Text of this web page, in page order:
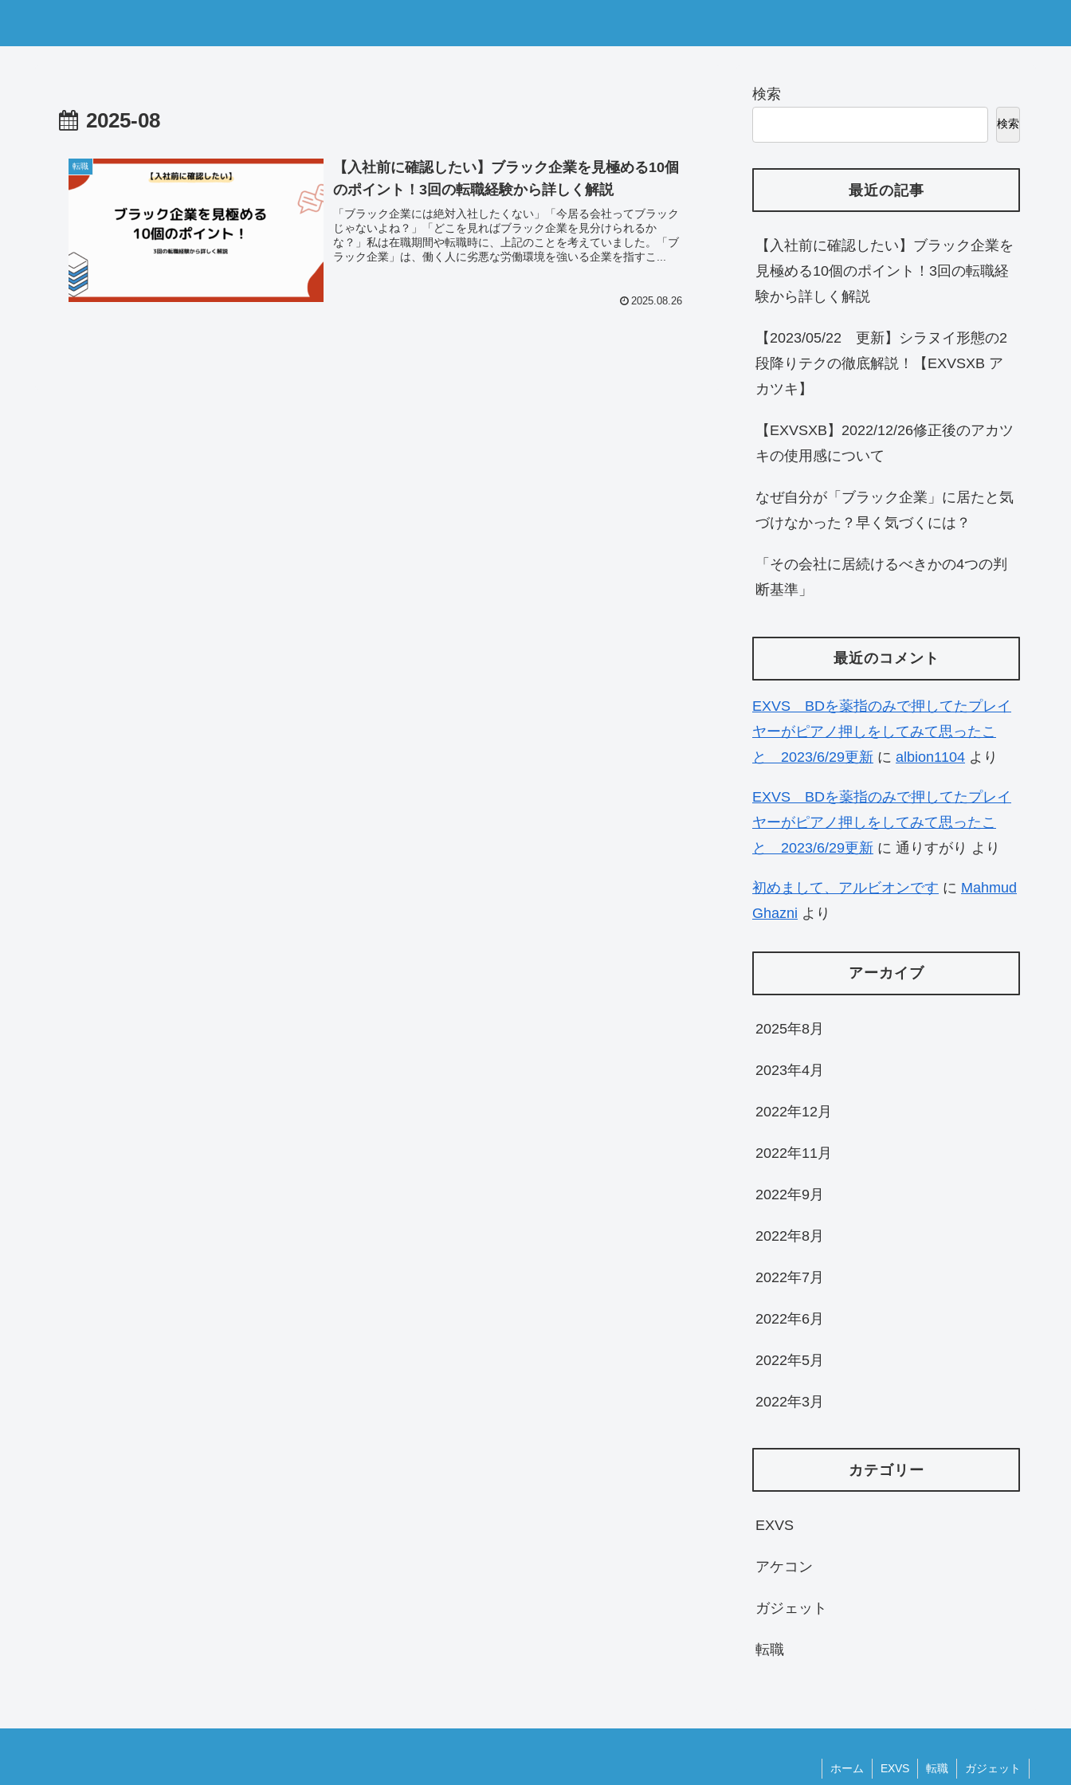
2025-08
転職
【入社前に確認したい】ブラック企業を見極める10個
のポイント！3回の転職経験から詳しく解説
「ブラック企業には絶対入社したくない」「今居る会社ってブラック
じゃないよね？」「どこを見ればブラック企業を見分けられるか
な？」私は在職期間や転職時に、上記のことを考えていました。「ブ
ラック企業」は、働く人に劣悪な労働環境を強いる企業を指すこ...
2025.08.26
検索
検索
最近の記事
【入社前に確認したい】ブラック企業を
見極める10個のポイント！3回の転職経
験から詳しく解説
【2023/05/22 更新】シラヌイ形態の2
段降りテクの徹底解説！【EXVSXB ア
カツキ】
【EXVSXB】2022/12/26修正後のアカツ
キの使用感について
なぜ自分が「ブラック企業」に居たと気
づけなかった？早く気づくには？
「その会社に居続けるべきかの4つの判
断基準」
最近のコメント
EXVS BDを薬指のみで押してたプレイ
ヤーがピアノ押しをしてみて思ったこ
と 2023/6/29更新 に albion1104 より
EXVS BDを薬指のみで押してたプレイ
ヤーがピアノ押しをしてみて思ったこ
と 2023/6/29更新 に 通りすがり より
初めまして、アルビオンです に Mahmud
Ghazni より
アーカイブ
2025年8月
2023年4月
2022年12月
2022年11月
2022年9月
2022年8月
2022年7月
2022年6月
2022年5月
2022年3月
カテゴリー
EXVS
アケコン
ガジェット
転職
ホーム EXVS 転職 ガジェット